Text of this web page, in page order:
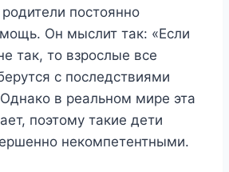
постоянно
Он мыслит так: «Если
так, то взрослые все
с последствиями
в реальном мире эта
поэтому такие дети
некомпетентными.